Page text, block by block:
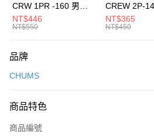
元大商業銀行
台灣樂天信用卡公司
全盈+PAY
AFTEE先享後付
【關於「AFTEE先享後付」】
便利好安心！
３．安心：先確認商品／服務後，再付款。
【「AFTEE先享後付」結帳流程】
運送方式
每筆NT$100，滿NT$1,500(含以上)免運
宅配
CRW 1PR -160 男女
中統襪 FZ3393100
NT$446
NT$550
CREW 2P-
EMBRDY 男
FZ3073133
NT$365
NT$450
品牌
CHUMS
商品特色
商品編號